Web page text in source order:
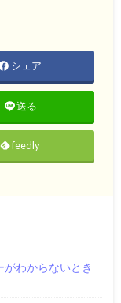
シェア
送る
feedly
わからないとき